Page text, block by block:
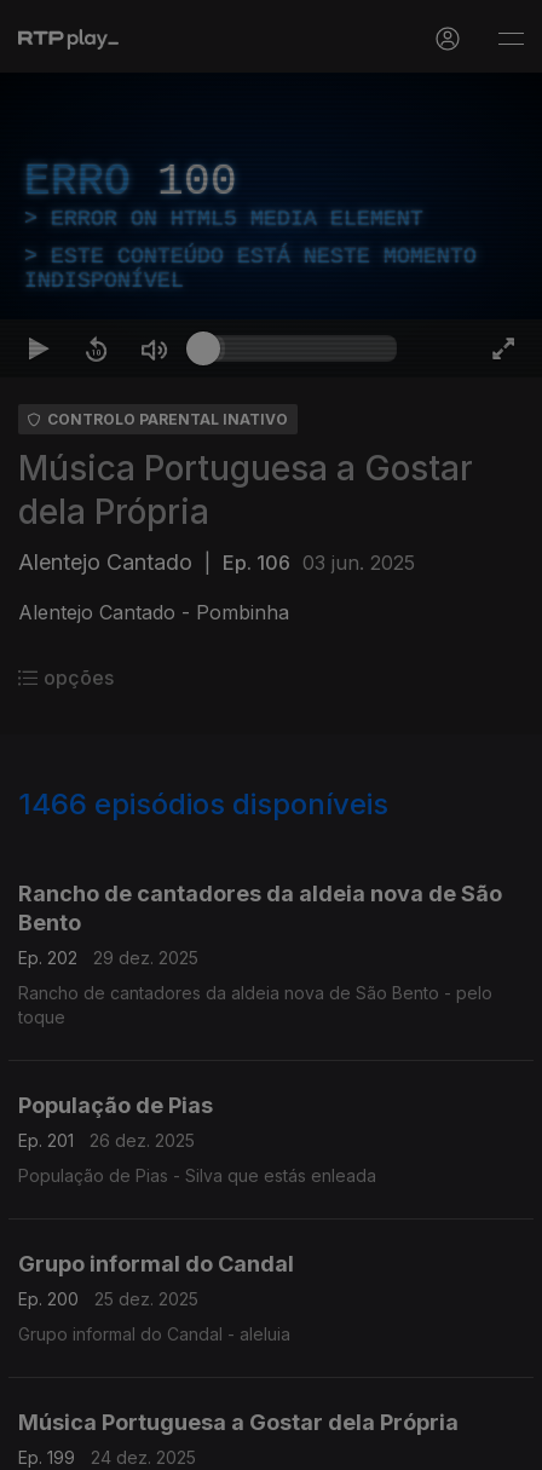
ERRO 100
ERROR ON HTML5 MEDIA ELEMENT
ESTE CONTEÚDO ESTÁ NESTE MOMENTO
INDISPONÍVEL
CONTROLO PARENTAL INATIVO
Música Portuguesa a Gostar
dela Própria
Alentejo Cantado Ep. 106 03 jun. 2025
Alentejo Cantado - Pombinha
opções
1466 episódios disponíveis
Rancho de cantadores da aldeia nova de São
Bento
Ep. 202
29 dez. 2025
Rancho de cantadores da aldeia nova de São Bento - pelo
toque
População de Pias
Ep. 201
26 dez. 2025
População de Pias - Silva que estás enleada
Grupo informal do Candal
Ep. 200
25 dez. 2025
Grupo informal do Candal - aleluia
Música Portuguesa a Gostar dela Própria
Ep. 199
24 dez. 2025